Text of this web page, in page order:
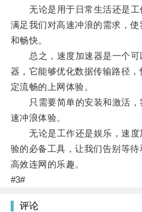
无论是用于日常生活还是工
满足我们对高速冲浪的需求，
和畅快。
总之，速度加速器是一个可
器，它能够优化数据传输路径
定流畅的上网体验。
只需要简单的安装和激活，
速冲浪体验。
无论是工作还是娱乐，速度
验的必备工具，让我们告别等
高效连网的乐趣。
#3#
评论